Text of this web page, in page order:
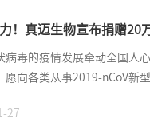
！真迈生物宣布捐赠20
病毒的疫情发展牵动全国人
愿向各类从事2019-nCoV新
27